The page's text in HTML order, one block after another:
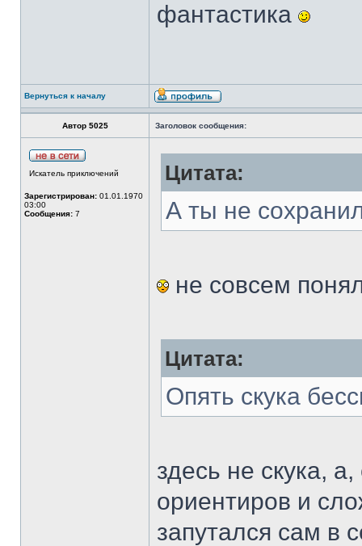
фантастика
Вернуться к началу
Автор 5025 Заголовок сообщения:
Искатель приключений
Зарегистрирован: 01.01.1970
03:00
Сообщения: 7
Цитата:
А ты не
не совсем
Цитата:
Опять скука
здесь не скука,
ориентиров и
запутался сам в